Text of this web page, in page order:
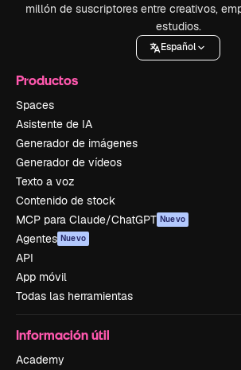
millón de suscriptores entre creativos,
estudios.
Español
Productos
Spaces
Asistente de IA
Generador de imágenes
Generador de vídeos
Texto a voz
Contenido de stock
MCP para Claude/ChatGPT Nuevo
Agentes Nuevo
API
App móvil
Todas las herramientas
Información útil
Academy